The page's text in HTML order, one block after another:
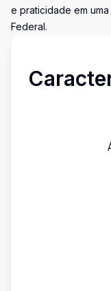
e praticidade em
Federal.